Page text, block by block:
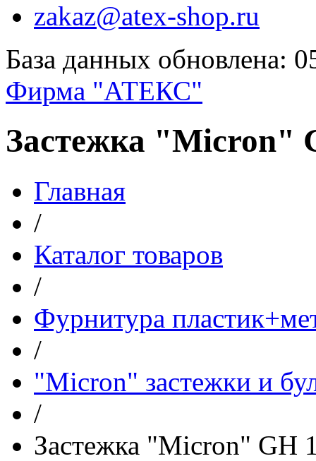
zakaz@atex-shop.ru
База данных обновлена:
Фирма "АТЕКС"
Застежка "Micron"
Главная
/
Каталог товаров
/
Фурнитура
/
"Micron" застежки и
/
Застежка "Micron" GH